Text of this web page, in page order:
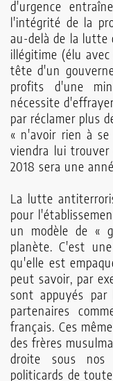
d'urgence
l'intégrité de la
au-delà de la lutte
illégi­time (élu
tête d'un
profits d'une
nécessite
par réclamer plus
« n'avoir rien à
viendra lui
2018 sera une
La lutte
pour
un modèle de «
planète. C'est
qu'elle est
peut savoir, par
sont appuyés
partenaires
français. Ces
des frères
droite sous
politicards de